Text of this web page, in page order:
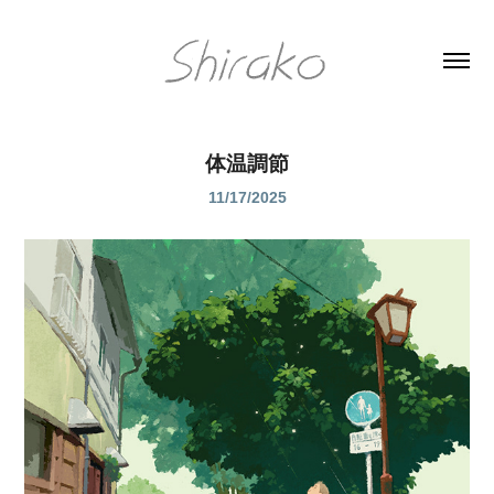
体温調節
11/17/2025